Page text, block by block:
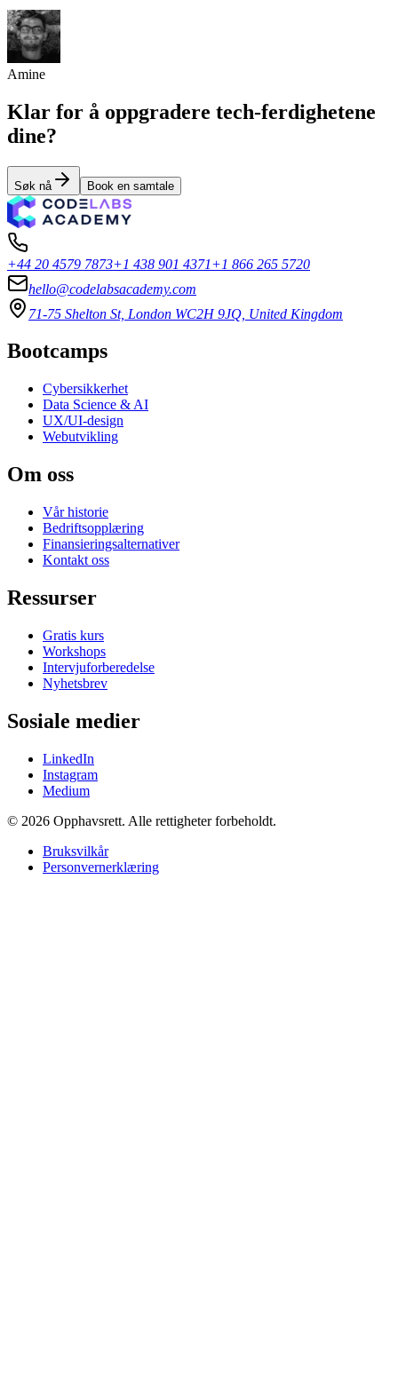
Amine
Klar for å oppgradere tech-ferdighetene
dine?
Søk nå Book en samtale
+44 20 4579 7873+1 438 901 4371+1 866 265 5720
hello@codelabsacademy.com
71-75 Shelton St, London WC2H 9JQ, United Kingdom
Bootcamps
Cybersikkerhet
Data Science & AI
UX/UI-design
Webutvikling
Om oss
Vår historie
Bedriftsopplæring
Finansieringsalternativer
Kontakt oss
Ressurser
Gratis kurs
Workshops
Intervjuforberedelse
Nyhetsbrev
Sosiale medier
LinkedIn
Instagram
Medium
© 2026 Opphavsrett. Alle rettigheter forbeholdt.
Bruksvilkår
Personvernerklæring